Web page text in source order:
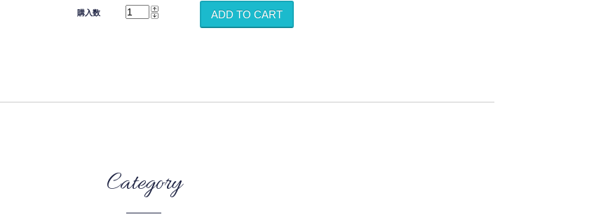
購入数
Category